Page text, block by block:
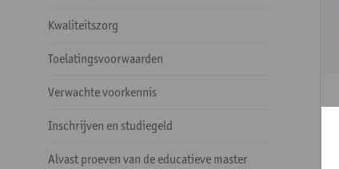
Kwaliteitszorg
Toelatingsvoorwaarden
Verwachte voorkennis
Inschrijven en studiegeld
Alvast proeven van de educatieve master